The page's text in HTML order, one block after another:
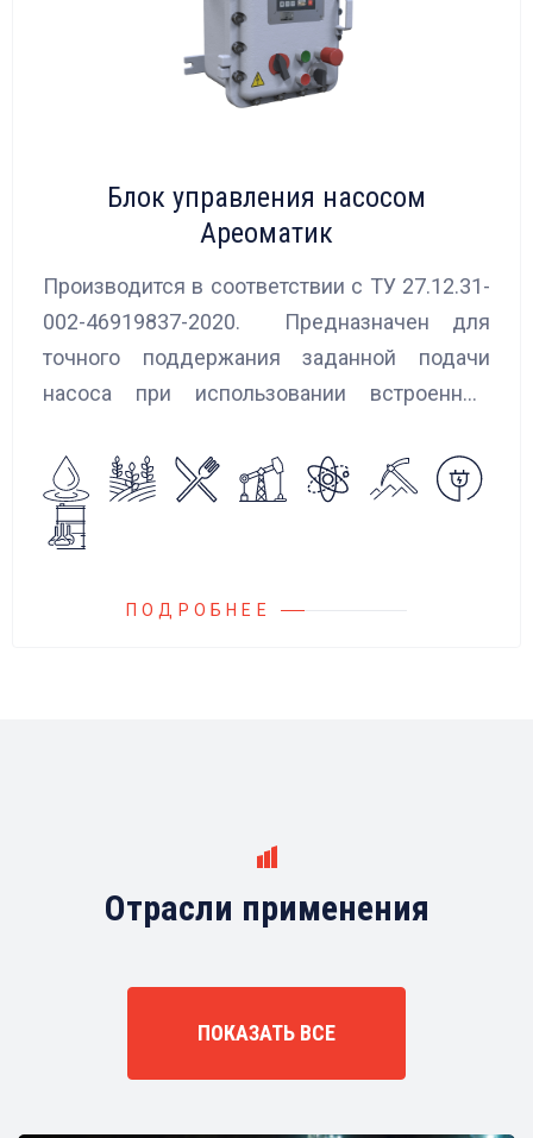
Блок управления насосом
Ареоматик
Производится в соответствии с ТУ 27.12.31-
002-46919837-2020. Предназначен для
точного поддержания заданной подачи
насоса при использовании встроенных
Блок управления Ареоматик совместим с
любыми насосами российских и
иностранных производителей.
ПОДРОБНЕЕ
Отрасли применения
ПОКАЗАТЬ ВСЕ